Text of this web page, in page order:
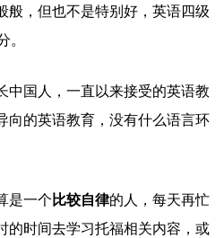
般，但也不是特别好，英语四级
中国人，一直以来接受的英语教
向的英语教育，没有什么语言环
是一个比较自律的人，每天再忙
的时间去学习托福相关内容，或